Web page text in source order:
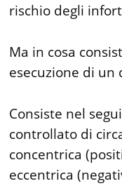
rischio degli
Ma in cosa
esecuzione di un
Consiste nel
controllato di
concentrica
eccentrica